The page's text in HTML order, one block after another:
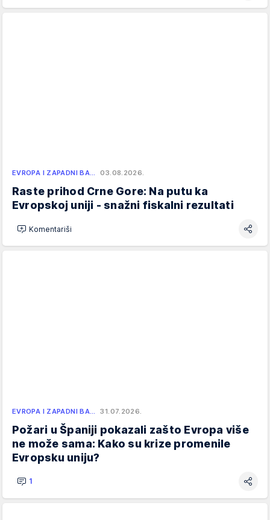
EVROPA I ZAPADNI BA… 03.08.2026.
Raste prihod Crne Gore: Na putu ka
Evropskoj uniji - snažni fiskalni rezultati
Komentariši
EVROPA I ZAPADNI BA… 31.07.2026.
Požari u Španiji pokazali zašto Evropa više
ne može sama: Kako su krize promenile
Evropsku uniju?
1